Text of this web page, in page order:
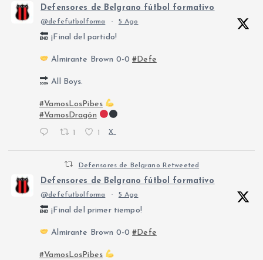
Defensores de Belgrano fútbol formativo
@defefutbolforma · 5 Ago
¡Final del partido!
Almirante Brown 0-0#Defe
All Boys.
#VamosLosPibes
#VamosDragón
1 1 X
Defensores de Belgrano Retweeted
Defensores de Belgrano fútbol formativo
@defefutbolforma · 5 Ago
¡Final del primer tiempo!
Almirante Brown 0-0#Defe
#VamosLosPibes